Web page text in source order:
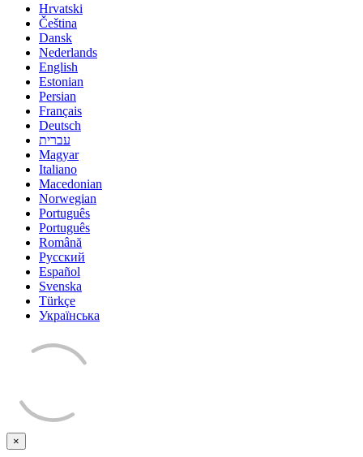
Hrvatski
Čeština
Dansk
Nederlands
English
Estonian
Persian
Français
Deutsch
עברית
Magyar
Italiano
Macedonian
Norwegian
Português
Português
Română
Русский
Español
Svenska
Türkçe
Українська
×
Cerrar